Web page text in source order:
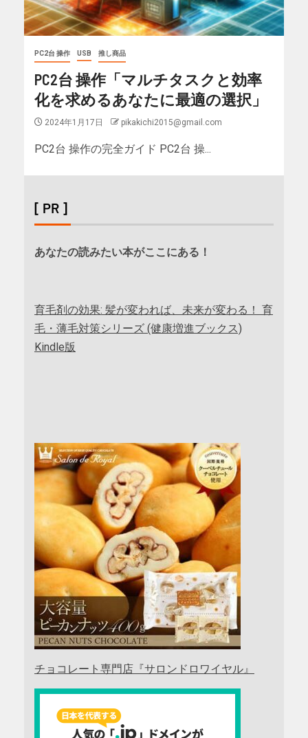
PC2台 操作 USB 推し商品
PC2台 操作「マルチタスクと効率
化を求めるあなたに最適の選択」
2024年1月17日 pikakichi2015@gmail.com
PC2台 操作の完全ガイド PC2台 操...
[ PR ]
あなたの読みたい本がここにある！
育毛剤の効果: 髪が変われば、未来が変わる！ 育
毛・薄毛対策シリーズ (健康増進ブックス)
Kindle版
チョコレート専門店『サロンドロワイヤル』